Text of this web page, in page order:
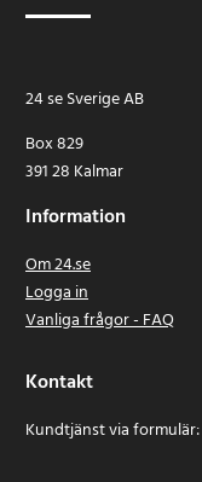
24 se Sverige AB
Box 829
391 28 Kalmar
Information
Om 24.se
Logga in
Vanliga frågor - FAQ
Kontakt
Kundtjänst via formulär: